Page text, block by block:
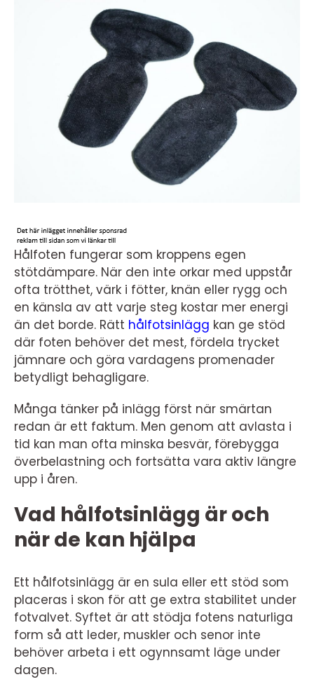
Hålfoten fungerar som kroppens egen
stötdämpare. När den inte orkar med uppstår
ofta trötthet, värk i fötter, knän eller rygg och
en känsla av att varje steg kostar mer energi
än det borde. Rätt hålfotsinlägg kan ge stöd
där foten behöver det mest, fördela trycket
jämnare och göra vardagens promenader
betydligt behagligare.
Många tänker på inlägg först när smärtan
redan är ett faktum. Men genom att avlasta i
tid kan man ofta minska besvär, förebygga
överbelastning och fortsätta vara aktiv längre
upp i åren.
Vad hålfotsinlägg är och
när de kan hjälpa
Ett hålfotsinlägg är en sula eller ett stöd som
placeras i skon för att ge extra stabilitet under
fotvalvet. Syftet är att stödja fotens naturliga
form så att leder, muskler och senor inte
behöver arbeta i ett ogynnsamt läge under
dagen.